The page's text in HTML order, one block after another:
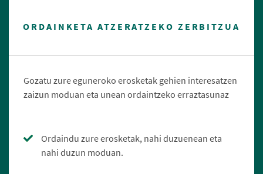
ORDAINKETA ATZERATZEKO ZERBITZUA
Gozatu zure eguneroko erosketak gehien interesatzen
zaizun moduan eta unean ordaintzeko erraztasunaz
Ordaindu zure erosketak, nahi duzuenean eta
nahi duzun moduan.